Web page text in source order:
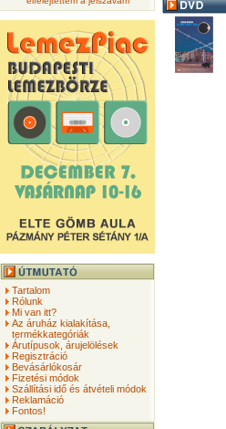
Tartalom
Rólunk
Mi van itt?
Az áruház kialakítása,
termékkategóriák
Árutípusok, árujelölések
Regisztráció
Bevásárlókosár
Fizetési módok
Szállítási idő és átvételi módok
Reklamáció
Fontos!